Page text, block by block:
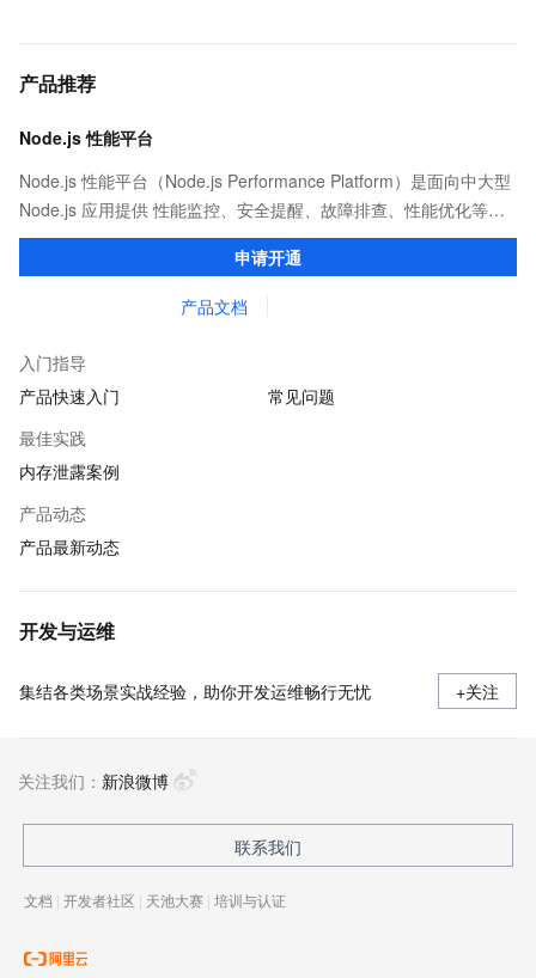
产品推荐
Node.js 性能平台
Node.js 性能平台（Node.js Performance Platform）是面向中大型
Node.js 应用提供 性能监控、安全提醒、故障排查、性能优化等服
务的整体性解决方案。提供完善的工具链和服务，协助客户主动、
申请开通
产品文档
入门指导
产品快速入门
常见问题
最佳实践
内存泄露案例
产品动态
产品最新动态
开发与运维
集结各类场景实战经验，助你开发运维畅行无忧 +关注
关注我们： 新浪微博
联系我们
文档 | 开发者社区 | 天池大赛 | 培训与认证